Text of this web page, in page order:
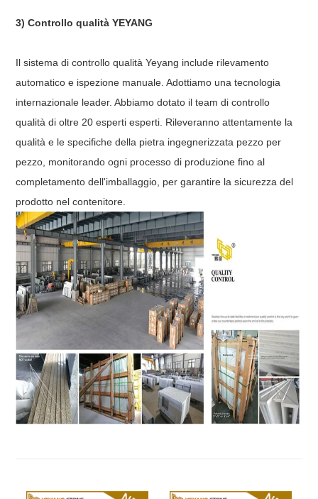
3) Controllo qualità YEYANG
Il sistema di controllo qualità Yeyang include rilevamento
automatico e ispezione manuale. Adottiamo una tecnologia
internazionale leader. Abbiamo dotato il team di controllo
qualità di oltre 20 esperti esperti. Rileveranno attentamente la
qualità e le specifiche della pietra ingegnerizzata pezzo per
pezzo, monitorando ogni processo di produzione fino al
completamento dell'imballaggio, per garantire la sicurezza del
prodotto nel contenitore.